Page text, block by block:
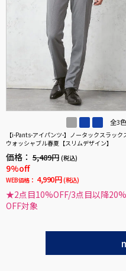
全3色
【i-Pants-アイパンツ-】ノータックスラック
ウォッシャブル春夏【スリムデザイン】
価格： 5,489円 (税込)
9%off
WEB価格： 4,990円 (税込)
★2点目10%OFF/3点目以降20%
OFF対象